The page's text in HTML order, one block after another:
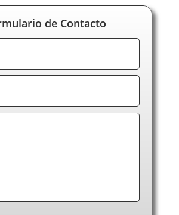
de Gran Canaria
de Contacto